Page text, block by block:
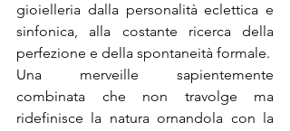
gioielleria dalla personalità eclettica e
sinfonica, alla costante ricerca della
perfezione e della spontaneità formale.
Una merveille sapientemente
combinata che non travolge ma
ridefinisce la natura ornandola con la